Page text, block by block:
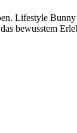
Lifestyle
bewusstem